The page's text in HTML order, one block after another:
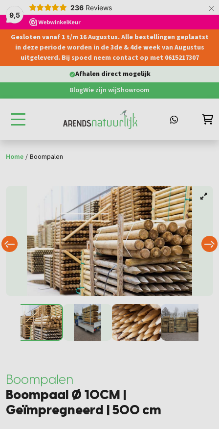
9,5
236 Reviews ×
Gesloten vanaf 1 t/m 16 Augustus. Alle bestellingen geplaatst
in deze periode worden in de 3de & 4de week van Augustus
uitgeleverd. Bij spoed neem contact op met 0615217307
Afhalen direct mogelijk
BlogWie zijn wijShowroom
Home / Boompalen
Boompalen
Boompaal Ø 10CM |
Geïmpregneerd | 500 cm